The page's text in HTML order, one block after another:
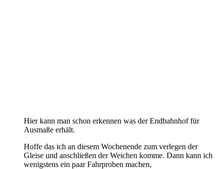
Hier kann man schon erkennen was der Endbahnhof für
Ausmaße erhält.
Hoffe das ich an diesem Wochenende zum verlegen der
Gleise und anschließen der Weichen komme. Dann kann ich
wenigstens ein paar Fahrproben machen,